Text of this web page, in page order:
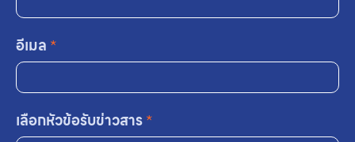
อีเมล *
เลือกหัวข้อรับข่าวสาร*